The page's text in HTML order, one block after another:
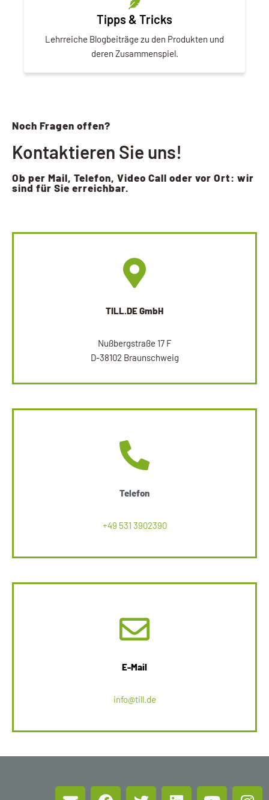
Tipps & Tricks
Lehrreiche Blogbeiträge zu den Produkten und
deren Zusammenspiel.
Noch Fragen offen?
Kontaktieren Sie uns!
Ob per Mail, Telefon, Video Call oder vor Ort: wir
sind für Sie erreichbar.
TILL.DE GmbH
Nußbergstraße 17 F
D-38102 Braunschweig
Telefon
+49 531 3902390
E-Mail
info@till.de